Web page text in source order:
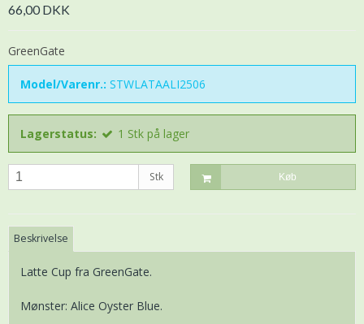
66,00 DKK
GreenGate
Model/Varenr.: STWLATAALI2506
Lagerstatus: 1 Stk på lager
Stk Køb
Beskrivelse
Latte Cup fra GreenGate.
Mønster: Alice Oyster Blue.